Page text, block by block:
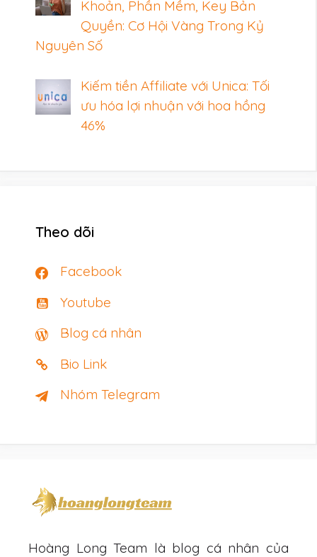
Khoản, Phần Mềm, Key Bản
Quyền: Cơ Hội Vàng Trong Kỷ
Nguyên Số
Kiếm tiền Affiliate với Unica: Tối
ưu hóa lợi nhuận với hoa hồng
46%
Theo dõi
Facebook
Youtube
Blog cá nhân
Bio Link
Nhóm Telegram
Hoàng Long Team là blog cá nhân của